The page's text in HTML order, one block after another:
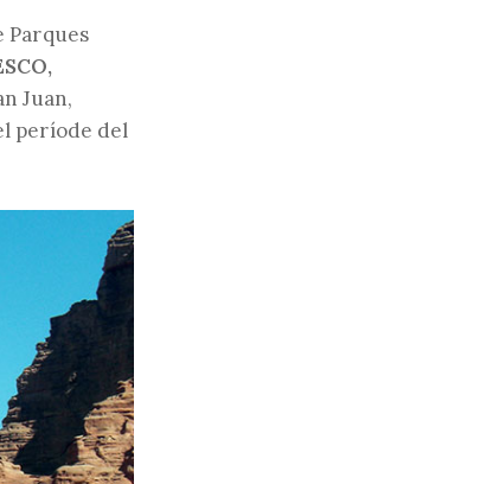
Parques
Juan,
període del